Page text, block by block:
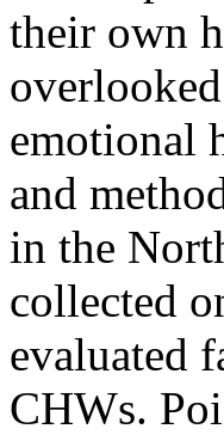
their own
emotional
and
in the
collected
evaluated
CHWs.